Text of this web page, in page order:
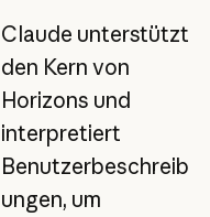
Claude unterstützt
den Kern von
Horizons und
interpretiert
Benutzerbeschreib
ungen, um